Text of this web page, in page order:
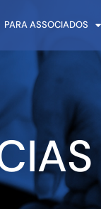
PARA ASSOCIADOS